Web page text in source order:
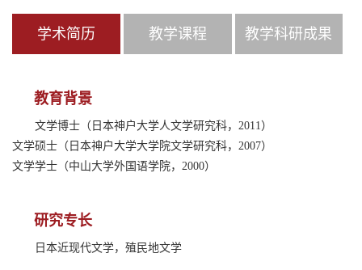
学术简历 教学课程 教学科研成果
教育背景
文学博士（日本神户大学人文学研究科，2011）
文学硕士（日本神户大学大学院文学研究科，2007）
文学学士（中山大学外国语学院，2000）
研究专长
日本近现代文学，殖民地文学